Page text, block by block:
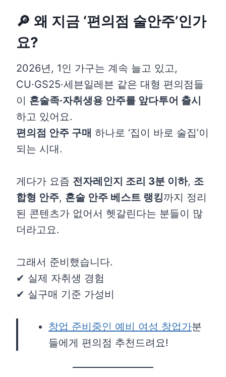
🔎 왜 지금 ‘편의점 술안주’인가
요?
2026년, 1인 가구는 계속 늘고 있고,
CU·GS25·세븐일레븐 같은 대형 편의점들
이 혼술족·자취생용 안주를 앞다투어 출시
하고 있어요.
편의점 안주 구매 하나로 ‘집이 바로 술집’이
되는 시대.
게다가 요즘 전자레인지 조리 3분 이하, 조
합형 안주, 혼술 안주 베스트 랭킹까지 정리
된 콘텐츠가 없어서 헷갈린다는 분들이 많
더라고요.
그래서 준비했습니다.
✔ 실제 자취생 경험
✔ 실구매 기준 가성비
창업 준비중인 예비 여성 창업가분
들에게 편의점 추천드려요!